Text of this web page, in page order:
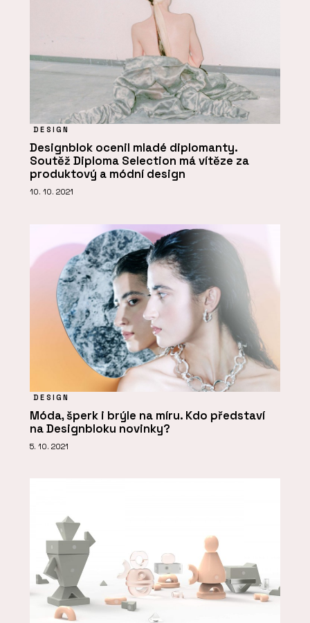
DESIGN
Designblok ocenil mladé diplomanty.
Soutěž Diploma Selection má vítěze za
produktový a módní design
10. 10. 2021
DESIGN
Móda, šperk i brýle na míru. Kdo představí
na Designbloku novinky?
5. 10. 2021